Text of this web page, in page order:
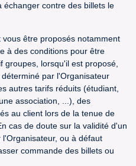
contre des billets le
être proposés notamment
à des conditions pour être
groupes, lorsqu'il est proposé,
par l'Organisateur
autres tarifs réduits (étudiant,
association, ...), des
au client lors de la tenue de
cas de doute sur la validité d'un
ou à défaut
commande des billets ou